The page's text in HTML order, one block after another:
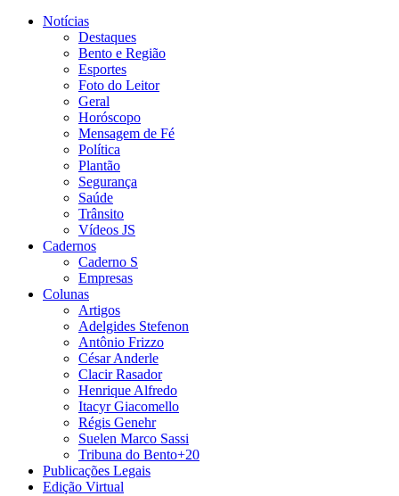
Notícias
Destaques
Bento e Região
Esportes
Foto do Leitor
Geral
Horóscopo
Mensagem de Fé
Política
Plantão
Segurança
Saúde
Trânsito
Vídeos JS
Cadernos
Caderno S
Empresas
Colunas
Artigos
Adelgides Stefenon
Antônio Frizzo
César Anderle
Clacir Rasador
Henrique Alfredo
Itacyr Giacomello
Régis Genehr
Suelen Marco Sassi
Tribuna do Bento+20
Publicações Legais
Edição Virtual